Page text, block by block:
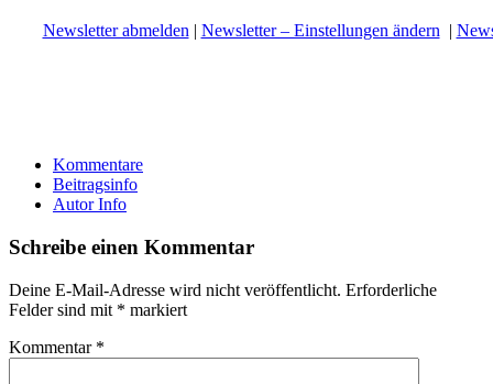
Newsletter abmelden| Newsletter – Einstellungen ändern|
Kommentare
Beitragsinfo
Autor Info
Schreibe einen Kommentar
Deine E-Mail-Adresse wird nicht veröffentlicht. Erforderliche
Felder sind mit * markiert
Kommentar *